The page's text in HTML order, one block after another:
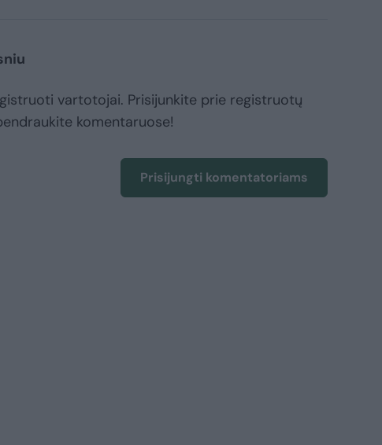
vartotojai. Prisijunkite prie registruotų
komentaruose!
Prisijungti komentatoriams